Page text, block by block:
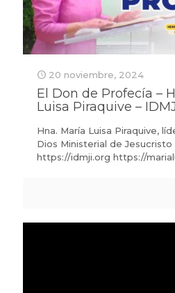
20 noviembre, 2024
El Don de Profecía –
Luisa Piraquive –
Hna. María Luisa Piraquive,
Dios Ministerial de
https://idmji.org https://